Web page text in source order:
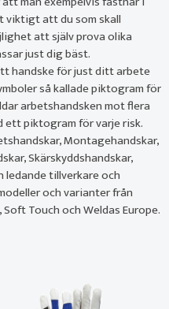
viktigt att du som skall
att själv prova olika
just dig bäst.
handske för just ditt arbete
så kallade piktogram för
arbetshandsken mot flera
ett piktogram för varje risk.
Montagehandskar,
Skärskyddshandskar,
ledande tillverkare och
och varianter från
Soft Touch och Weldas Europe.